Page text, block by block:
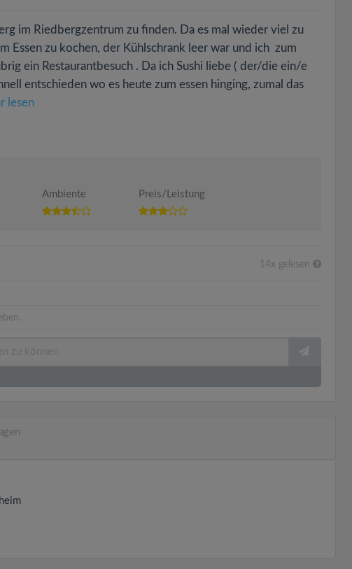
im Riedbergzentrum zu finden. Da es mal wieder viel zu
Essen zu kochen, der Kühlschrank leer war und ich zum
ein Restaurantbesuch . Da ich Sushi liebe ( der/die ein/e
entschieden wo es heute zum essen hinging, zumal das
lesen
Ambiente Preis/Leistung
14x gelesen